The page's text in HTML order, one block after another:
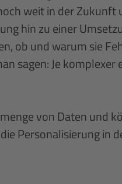
weit in der
hin zu einer
ob und warum sie
sagen: Je komplexer
von Daten und
Personalisierung in